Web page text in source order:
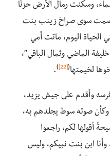
وسكنت رمال الأرض حزنًا
سوى صراخ زينب بنت
الحياة اليوم، ماتت أمي
الماضي وثمال الباقي”،
لخيمتها(
[22]
)
.
وأقدم على جيش يزيد،
وكأن صوته سوط يجلدهم به،
أقولها لكم، راجعوا
ابن بنت نبيكم، وليس